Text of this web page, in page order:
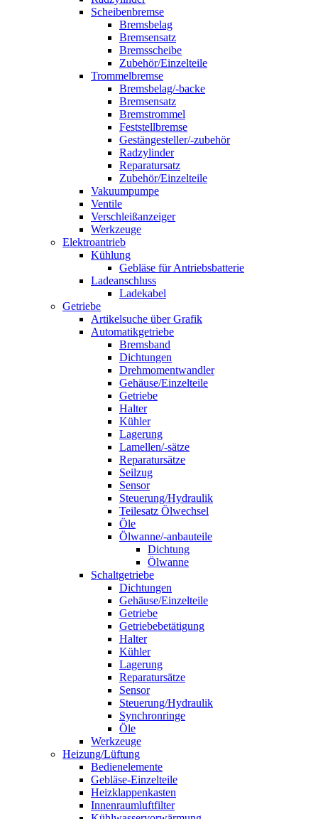
Scheibenbremse
Bremsbelag
Bremsensatz
Bremsscheibe
Zubehör/Einzelteile
Trommelbremse
Bremsbelag/-backe
Bremsensatz
Bremstrommel
Feststellbremse
Gestängesteller/-zubehör
Radzylinder
Reparatursatz
Zubehör/Einzelteile
Vakuumpumpe
Ventile
Verschleißanzeiger
Werkzeuge
Elektroantrieb
Kühlung
Gebläse für Antriebsbatterie
Ladeanschluss
Ladekabel
Getriebe
Artikelsuche über Grafik
Automatikgetriebe
Bremsband
Dichtungen
Drehmomentwandler
Gehäuse/Einzelteile
Getriebe
Halter
Kühler
Lagerung
Lamellen/-sätze
Reparatursätze
Seilzug
Sensor
Steuerung/Hydraulik
Teilesatz Ölwechsel
Öle
Ölwanne/-anbauteile
Dichtung
Ölwanne
Schaltgetriebe
Dichtungen
Gehäuse/Einzelteile
Getriebe
Getriebebetätigung
Halter
Kühler
Lagerung
Reparatursätze
Sensor
Steuerung/Hydraulik
Synchronringe
Öle
Werkzeuge
Heizung/Lüftung
Bedienelemente
Gebläse-Einzelteile
Heizklappenkasten
Innenraumluftfilter